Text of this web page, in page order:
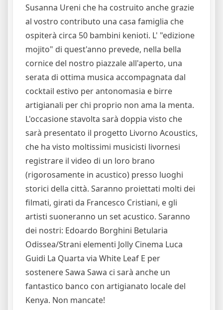
Susanna Ureni che ha costruito anche grazie
al vostro contributo una casa famiglia che
ospiterà circa 50 bambini kenioti. L' "edizione
mojito" di quest'anno prevede, nella bella
cornice del nostro piazzale all'aperto, una
serata di ottima musica accompagnata dal
cocktail estivo per antonomasia e birre
artigianali per chi proprio non ama la menta.
L'occasione stavolta sarà doppia visto che
sarà presentato il progetto Livorno Acoustics,
che ha visto moltissimi musicisti livornesi
registrare il video di un loro brano
(rigorosamente in acustico) presso luoghi
storici della città. Saranno proiettati molti dei
filmati, girati da Francesco Cristiani, e gli
artisti suoneranno un set acustico. Saranno
dei nostri: Edoardo Borghini Betularia
Odissea/Strani elementi Jolly Cinema Luca
Guidi La Quarta via White Leaf E per
sostenere Sawa Sawa ci sarà anche un
fantastico banco con artigianato locale del
Kenya. Non mancate!